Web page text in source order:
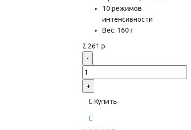
10 режимов
интенсивности
Вес: 160 г
2 261 р.
-
+
Купить